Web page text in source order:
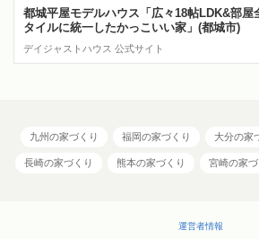
都城平屋モデルハウス「広々18帖LDK&部屋
タイルに統一したかっこいい家」(都城市)
デイジャストハウス 公式サイト
九州の家づくり 福岡の家づくり 大分の家
長崎の家づくり 熊本の家づくり 宮崎の家づ
運営者情報